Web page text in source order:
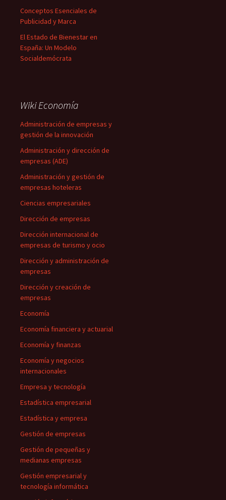
Conceptos Esenciales de
Publicidad y Marca
El Estado de Bienestar en
España: Un Modelo
Socialdemócrata
Wiki Economía
Administración de empresas y
gestión de la innovación
Administración y dirección de
empresas (ADE)
Administración y gestión de
empresas hoteleras
Ciencias empresariales
Dirección de empresas
Dirección internacional de
empresas de turismo y ocio
Dirección y administración de
empresas
Dirección y creación de
empresas
Economía
Economía financiera y actuarial
Economía y finanzas
Economía y negocios
internacionales
Empresa y tecnología
Estadística empresarial
Estadística y empresa
Gestión de empresas
Gestión de pequeñas y
medianas empresas
Gestión empresarial y
tecnología informática